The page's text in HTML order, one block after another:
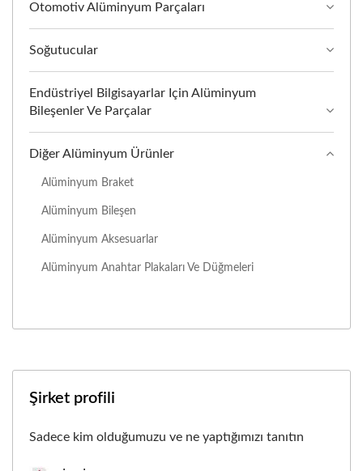
Otomotiv Alüminyum Parçaları
Soğutucular
Endüstriyel Bilgisayarlar Için Alüminyum
Bileşenler Ve Parçalar
Diğer Alüminyum Ürünler
Alüminyum Braket
Alüminyum Bileşen
Alüminyum Aksesuarlar
Alüminyum Anahtar Plakaları Ve Düğmeleri
Şirket profili
Sadece kim olduğumuzu ve ne yaptığımızı tanıtın